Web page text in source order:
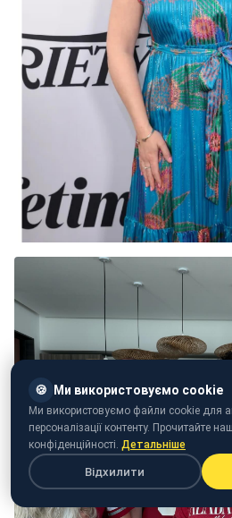
🍪 Ми використовуємо cookie
Ми використовуємо файли cookie для
персоналізації контенту. Прочитайте
конфіденційності. Детальніше
Відхилити